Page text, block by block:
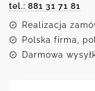
tel.: 881 31 71 81
Realizacja
Polska firma,
Darmowa